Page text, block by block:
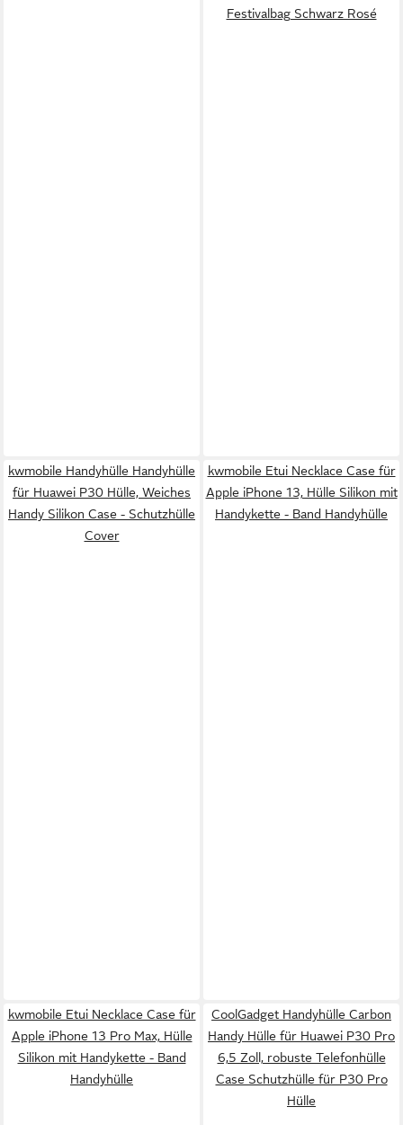
Festivalbag Schwarz Rosé
kwmobile Handyhülle Handyhülle
für Huawei P30 Hülle, Weiches
Handy Silikon Case - Schutzhülle
Cover
kwmobile Etui Necklace Case für
Apple iPhone 13, Hülle Silikon mit
Handykette - Band Handyhülle
kwmobile Etui Necklace Case für
Apple iPhone 13 Pro Max, Hülle
Silikon mit Handykette - Band
Handyhülle
CoolGadget Handyhülle Carbon
Handy Hülle für Huawei P30 Pro
6,5 Zoll, robuste Telefonhülle
Case Schutzhülle für P30 Pro
Hülle